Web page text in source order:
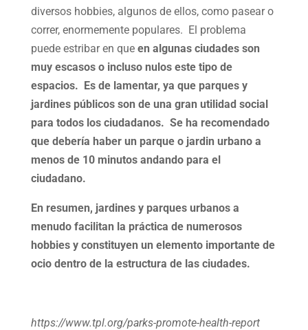
diversos hobbies, algunos de ellos, como pasear o
correr, enormemente populares. El problema
puede estribar en que en algunas ciudades son
muy escasos o incluso nulos este tipo de
espacios. Es de lamentar, ya que parques y
jardines públicos son de una gran utilidad social
para todos los ciudadanos. Se ha recomendado
que debería haber un parque o jardin urbano a
menos de 10 minutos andando para el
ciudadano.
En resumen, jardines y parques urbanos a
menudo facilitan la práctica de numerosos
hobbies y constituyen un elemento importante de
ocio dentro de la estructura de las ciudades.
https://www.tpl.org/parks-promote-health-report